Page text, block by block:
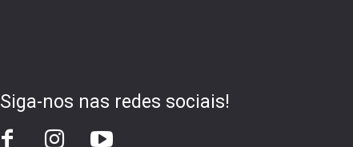
Siga-nos nas redes sociais!